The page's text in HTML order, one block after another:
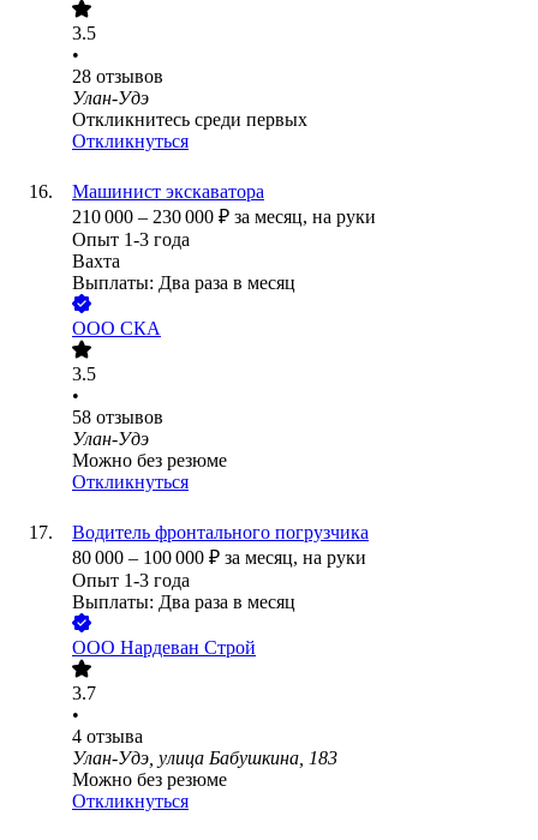
3.5
•
28 отзывов
Улан-Удэ
Откликнитесь среди первых
Откликнуться
Машинист экскаватора
210 000 – 230 000 ₽ за месяц, на руки
Опыт 1-3 года
Вахта
Выплаты: Два раза в месяц
ООО СКА
3.5
•
58 отзывов
Улан-Удэ
Можно без резюме
Откликнуться
Водитель фронтального погрузчика
80 000 – 100 000 ₽ за месяц, на руки
Опыт 1-3 года
Выплаты: Два раза в месяц
ООО Нардеван Строй
3.7
•
4 отзыва
Улан-Удэ, улица Бабушкина, 183
Можно без резюме
Откликнуться